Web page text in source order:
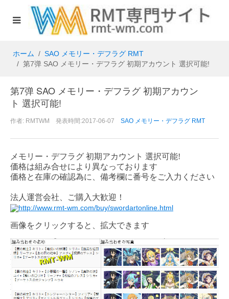
ホーム
SAO メモリー・デフラグ RMT
第7弹 SAO メモリー・デフラグ 初期アカウント 選択可能!
第7弹 SAO メモリー・デフラグ 初期アカウン
ト 選択可能!
作者: RMTWM 発表時間:2017-06-07 SAO メモリー・デフラグ RMT
メモリー・デフラグ 初期アカウント 選択可能!
価格は組み合せにより異なっております
価格と在庫の確認為に、備考欄に番号をご入力ください
法人運営会社、ご購入大歓迎！
http://www.rmt-wm.com/buy/swordartonline.html
画像をクリックすると、拡大できます